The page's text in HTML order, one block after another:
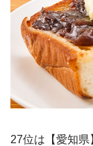
27位は【愛知県